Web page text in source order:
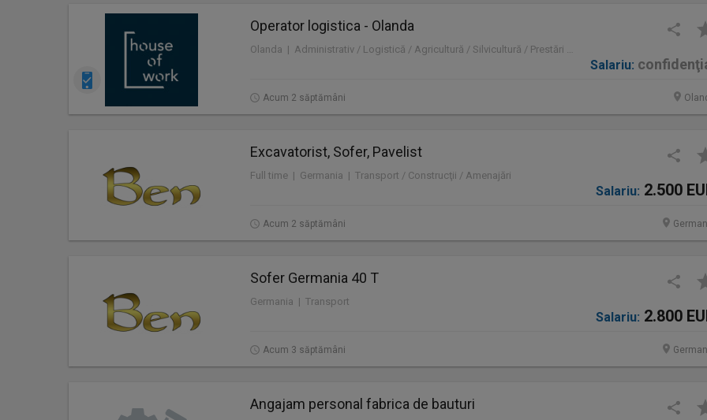
Operator logistica - Olanda
Olanda | Administrativ / Logistică / Agricultură / Silvicultură / Prestări servicii / Producție /
Salariu:
Acum 2 săptămâni
Excavatorist, Sofer, Pavelist
Full time | Germania | Transport / Construcţii / Amenajări
Salariu: 2.500
Acum 2 săptămâni
Sofer Germania 40 T
Germania | Transport
Salariu: 2.800
Acum 3 săptămâni
Angajam personal fabrica de bauturi